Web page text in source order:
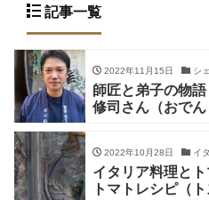
記事一覧
2022年11月15日 シ
師匠と弟子の物
修司さん（おでん
2022年10月28日 イ
イタリア料理と
トマトレシピ（ト